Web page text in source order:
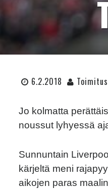
6.2.2018 Toimitus
Jo kolmatta
noussut lyhyessä
Sunnuntain
kärjeltä meni
aikojen paras